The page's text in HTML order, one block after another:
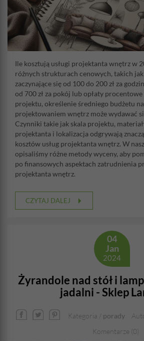
Ile kosztują usługi projektanta wnętrz w
różnych strukturach cenowych, takich
zaczynające się od 100 do 200 zł za
od 700 zł za pokój lub opłaty
projektu, określenie średniego budżetu
projektowaniem wnętrz może wydawać
Czynniki takie jak skala projektu,
projektanta i lokalizacja odgrywają
kosztów usług projektanta wnętrz. W
opisaliśmy różne metody wyceny, aby
po finansowych aspektach zatrudnienia
projektanta wnętrz.
CZYTAJ DALEJ
04
Jan
2024
Żyrandole nad stół i
jadalni - Sklep
Kategoria / porady
Komentarze (0)